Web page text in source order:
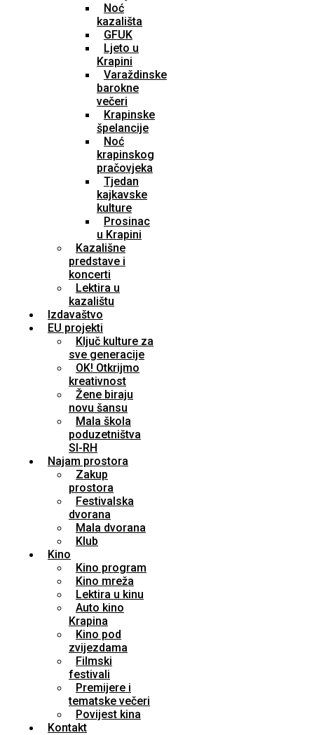
Noć
kazališta
GFUK
Ljeto u
Krapini
Varaždinske
barokne
večeri
Krapinske
špelancije
Noć
krapinskog
pračovjeka
Tjedan
kajkavske
kulture
Prosinac
u Krapini
Kazališne
predstave i
koncerti
Lektira u
kazalištu
Izdavaštvo
EU projekti
Ključ kulture za
sve generacije
OK! Otkrijmo
kreativnost
Žene biraju
novu šansu
Mala škola
poduzetništva
SI-RH
Najam prostora
Zakup
prostora
Festivalska
dvorana
Mala dvorana
Klub
Kino
Kino program
Kino mreža
Lektira u kinu
Auto kino
Krapina
Kino pod
zvijezdama
Filmski
festivali
Premijere i
tematske večeri
Povijest kina
Kontakt